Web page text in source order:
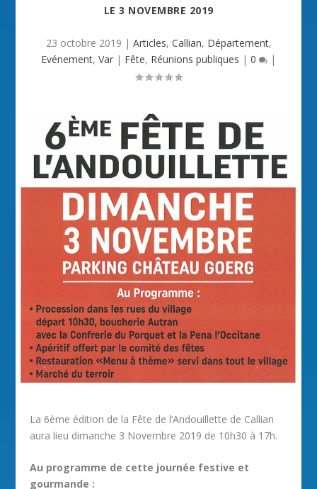
LE 3 NOVEMBRE 2019
23 octobre 2019 | Articles, Callian, Département,
Evénement, Var | Fête, Réunions publiques | 0 |
La 6ème édition de la Fête de l’Andouillette de Callian
aura lieu dimanche 3 Novembre 2019 de 10h30 à 17h.
Au programme de cette journée festive et
gourmande :